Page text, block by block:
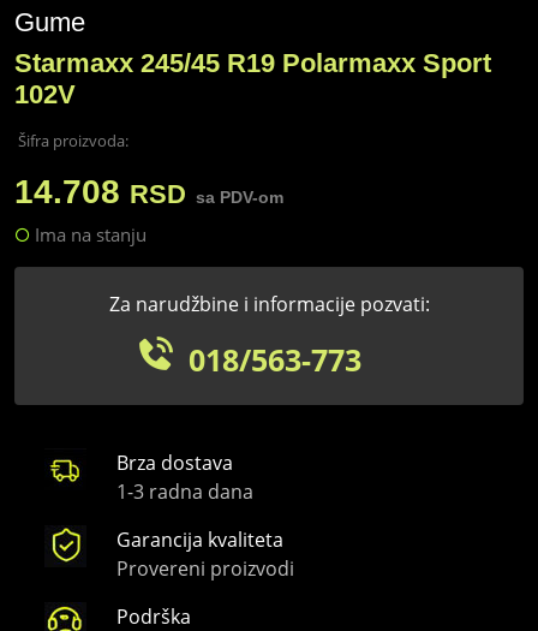
Gume
Starmaxx 245/45 R19 Polarmaxx Sport
102V
Šifra proizvoda:
14.708 RSD sa PDV-om
Ima na stanju
Za narudžbine i informacije pozvati:
018/563-773
Brza dostava
1-3 radna dana
Garancija kvaliteta
Provereni proizvodi
Podrška